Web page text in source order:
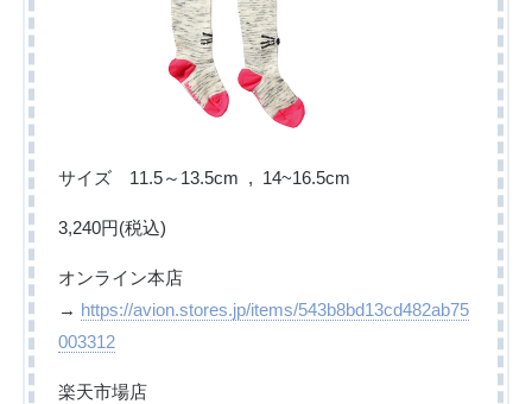
サイズ 11.5～13.5cm , 14~16.5cm
3,240円(税込)
オンライン本店
→ https://avion.stores.jp/items/543b8bd13cd482ab75
003312
楽天市場店